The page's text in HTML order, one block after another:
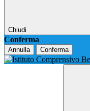
Chiudi
Conferma
Annulla Conferma